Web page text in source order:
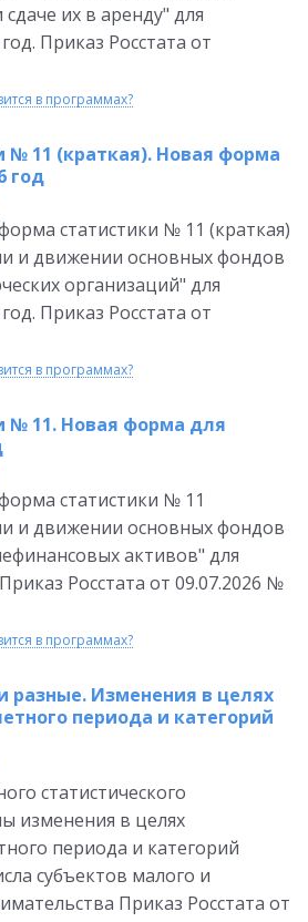
их в аренду" для
Приказ Росстата от
в программах?
№ 11 (краткая). Новая форма
год
статистики № 11 (краткая)
и движении основных фондов
организаций" для
Приказ Росстата от
в программах?
№ 11. Новая форма для
статистики № 11
и движении основных фондов
активов" для
Росстата от 09.07.2026 №
в программах?
разные. Изменения в целях
периода и категорий
статистического
изменения в целях
периода и категорий
субъектов малого и
Приказ Росстата от